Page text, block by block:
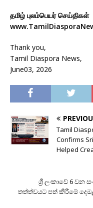
தமிழ் புலம்பெயர் செய்திகள்
Thank you,
Tamil Diaspora News,
June03, 2026
Tamil
Confirms
Helped
ශ්‍රී ලංකාවේ 6 වන
තත්ත්වයට පත් කිරීමේ